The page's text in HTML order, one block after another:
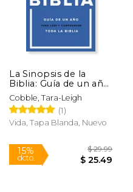
15%
dcto. $
La Sinopsis de la
Biblia: Guía de un año
Para Leer y
Comprender Toda la
Biblia
Cobble, Tara-Leigh
(1)
Vida, Tapa Blanda, Nuevo